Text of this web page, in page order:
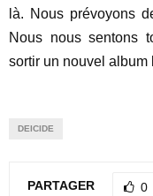
là. Nous prévoyons
Nous nous sentons
sortir un nouvel
DEICIDE
PARTAGER 0